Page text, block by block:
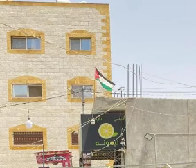
الملك يتلقى ومزيدا من التوفيق